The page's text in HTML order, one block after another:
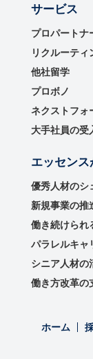
サービス
プロパートナ
リクルーティ
他社留学
プロボノ
ネクストフォ
大手社員の受
エッセン
優秀⼈材のシ
新規事業の推
働き続けられ
パラレルキャ
シニア人材の
働き方改革の
ホーム